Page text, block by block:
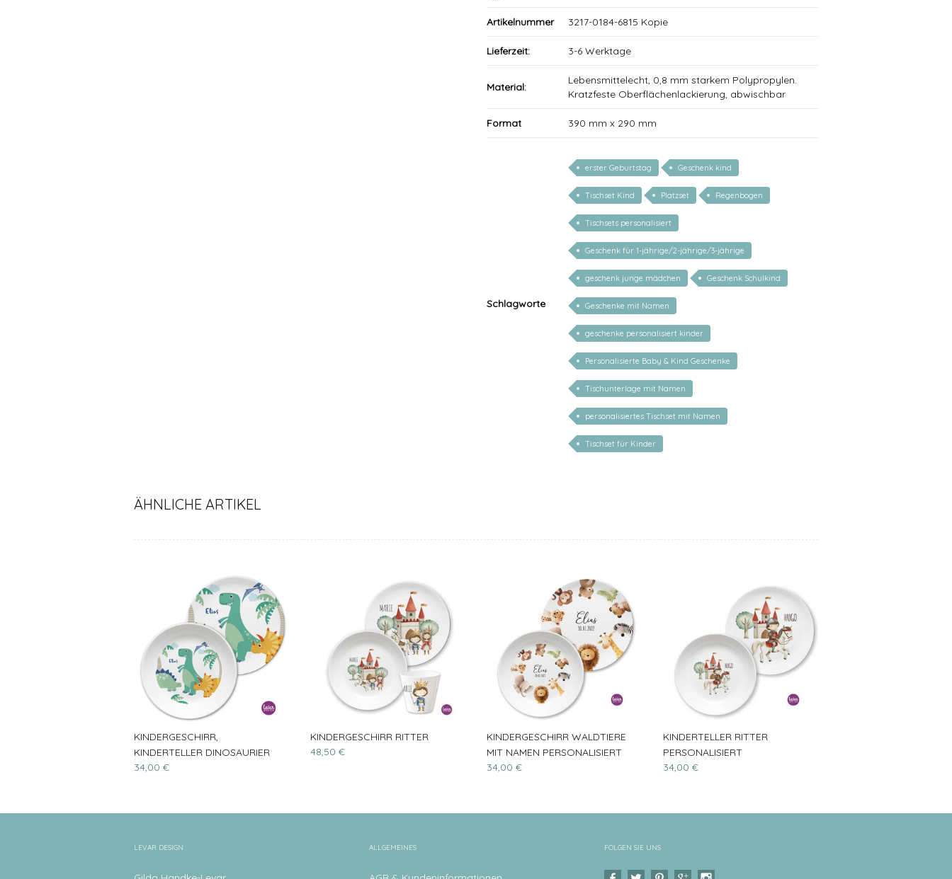
Artikelnummer 3217-0184-6815 Kopie
Lieferzeit: 3-6 Werktage
Material:
Lebensmittelecht, 0,8 mm starkem Polypropylen.
Kratzfeste Oberflächenlackierung, abwischbar
Format 390 mm x 290 mm
Schlagworte
erster Geburtstag Geschenk kind
Tischset Kind Platzset Regenbogen
Tischsets personalisiert
Geschenk für 1-jährige/2-jährige/3-jährige
geschenk junge mädchen Geschenk Schulkind
Geschenke mit Namen
geschenke personalisiert kinder
Personalisierte Baby & Kind Geschenke
Tischunterlage mit Namen
personalisiertes Tischset mit Namen
Tischset für Kinder
ÄHNLICHE ARTIKEL
KINDERGESCHIRR,
KINDERTELLER DINOSAURIER
34,00 €
KINDERGESCHIRR RITTER
48,50 €
KINDERGESCHIRR WALDTIERE
MIT NAMEN PERSONALISIERT
34,00 €
KINDERTELLER RITTER
PERSONALISIERT
34,00 €
LEVAR DESIGN ALLGEMEINES FOLGEN SIE UNS